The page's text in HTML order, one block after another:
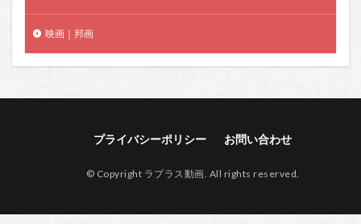
映画｜邦画
プライバシーポリシー お問い合わせ
© Copyright ラプラス動画. All rights reserved.